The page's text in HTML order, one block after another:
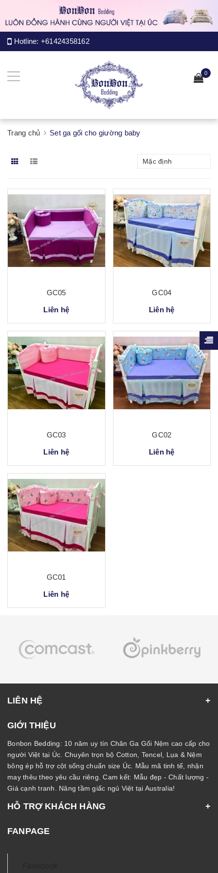
Hotline: +61424358162
0
Trang chủ Set ga gối cho giường baby
Mặc định
GC05
Liên hệ
GC04
Liên hệ
GC03
Liên hệ
GC02
Liên hệ
GC01
Liên hệ
LIÊN HỆ
GIỚI THIỆU
Bonbon Bedding: 10 năm uy tín Chăn Ga Gối Nệm cao cấp cho
người Việt tại Úc. Chuyên trọn bộ Cotton, Tencel, Lụa & Nệm
bông ép hỗ trợ cột sống chuẩn size Úc. Mẫu mã tinh tế, nhận
may thêu theo yêu cầu riêng. Cam kết: Mẫu đẹp - Chất lượng -
Giá cạnh tranh. Nâng tầm giấc ngủ Việt tại Australia!
HỖ TRỢ KHÁCH HÀNG
FANPAGE